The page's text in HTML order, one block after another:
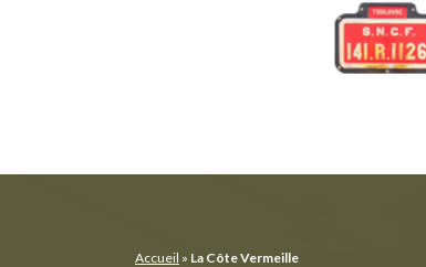
Accueil » La Côte Vermeille